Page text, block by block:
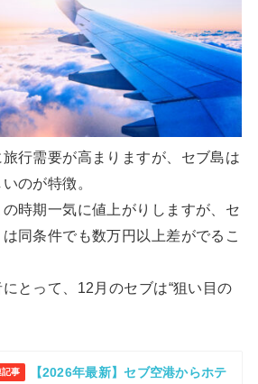
行需要が高まりますが、セブ島は
のが特徴。
時期一気に値上がりしますが、セ
同条件でも数万円以上差がでるこ
とって、12月のセブは“狙い目の
記事 【2026年最新】セブ空港からホテ